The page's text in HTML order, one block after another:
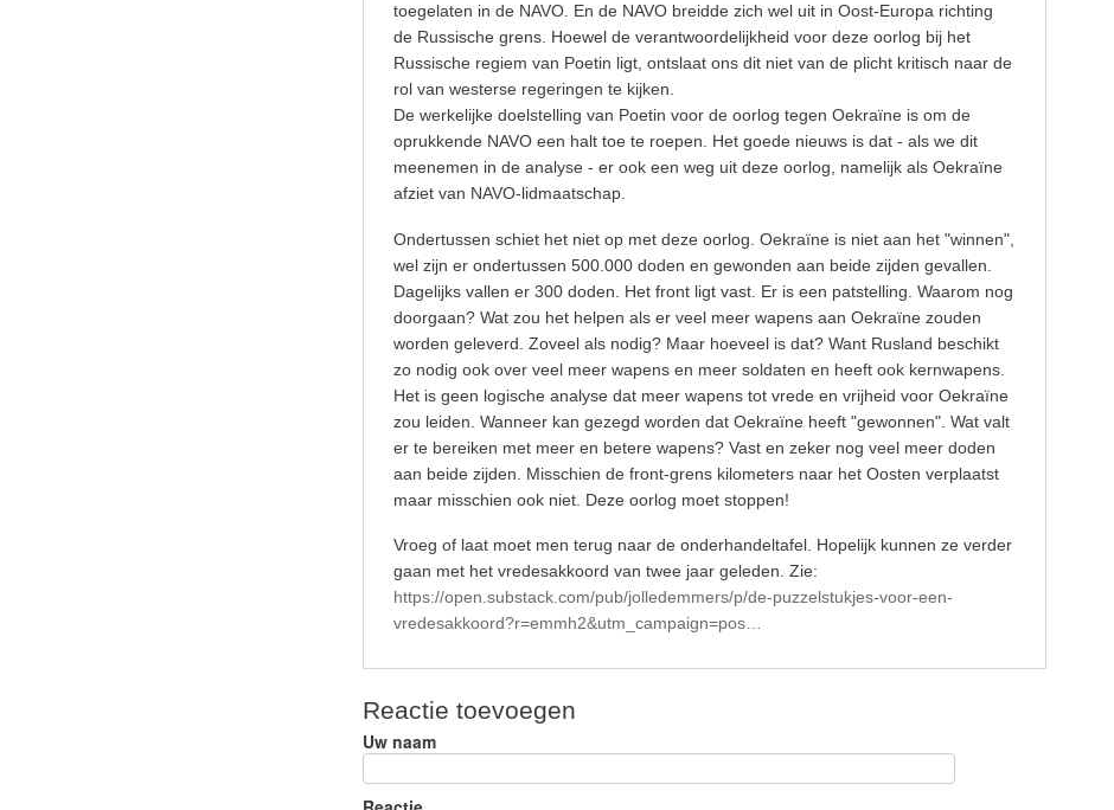
toegelaten in de NAVO. En de NAVO breidde zich wel uit in Oost-Europa richting
de Russische grens. Hoewel de verantwoordelijkheid voor deze oorlog bij het
Russische regiem van Poetin ligt, ontslaat ons dit niet van de plicht kritisch naar de
rol van westerse regeringen te kijken.
De werkelijke doelstelling van Poetin voor de oorlog tegen Oekraïne is om de
oprukkende NAVO een halt toe te roepen. Het goede nieuws is dat - als we dit
meenemen in de analyse - er ook een weg uit deze oorlog, namelijk als Oekraïne
afziet van NAVO-lidmaatschap.
Ondertussen schiet het niet op met deze oorlog. Oekraïne is niet aan het "winnen",
wel zijn er ondertussen 500.000 doden en gewonden aan beide zijden gevallen.
Dagelijks vallen er 300 doden. Het front ligt vast. Er is een patstelling. Waarom nog
doorgaan? Wat zou het helpen als er veel meer wapens aan Oekraïne zouden
worden geleverd. Zoveel als nodig? Maar hoeveel is dat? Want Rusland beschikt
zo nodig ook over veel meer wapens en meer soldaten en heeft ook kernwapens.
Het is geen logische analyse dat meer wapens tot vrede en vrijheid voor Oekraïne
zou leiden. Wanneer kan gezegd worden dat Oekraïne heeft "gewonnen". Wat valt
er te bereiken met meer en betere wapens? Vast en zeker nog veel meer doden
aan beide zijden. Misschien de front-grens kilometers naar het Oosten verplaatst
maar misschien ook niet. Deze oorlog moet stoppen!
Vroeg of laat moet men terug naar de onderhandeltafel. Hopelijk kunnen ze verder
gaan met het vredesakkoord van twee jaar geleden. Zie:
https://open.substack.com/pub/jolledemmers/p/de-puzzelstukjes-voor-een-
vredesakkoord?r=emmh2&utm_campaign=pos…
Reactie toevoegen
Uw naam